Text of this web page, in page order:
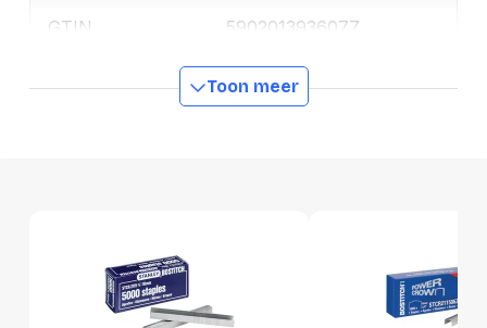
GTIN 5902013936077
Productformaat
Verpakking
Toon meer